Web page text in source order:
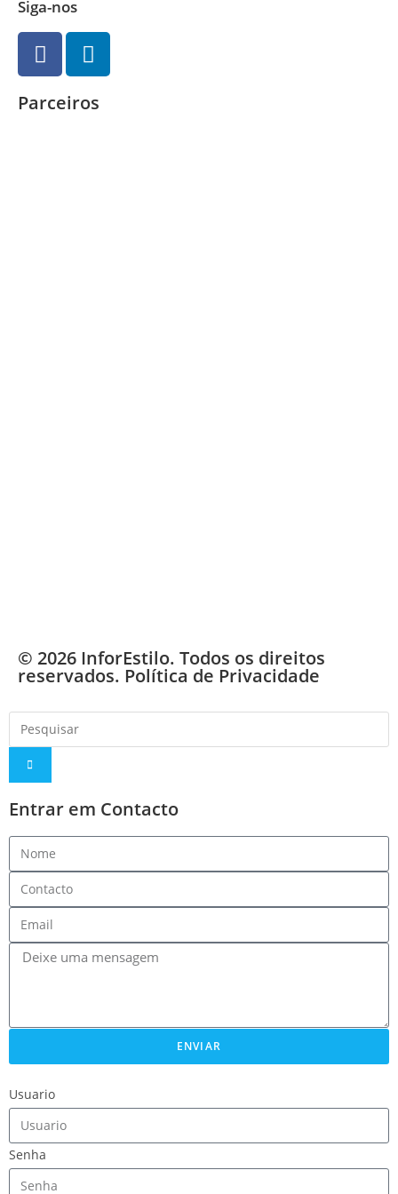
Siga-nos
Parceiros
© 2026 InforEstilo. Todos os direitos
reservados. Política de Privacidade
Entrar em Contacto
ENVIAR
Usuario
Senha